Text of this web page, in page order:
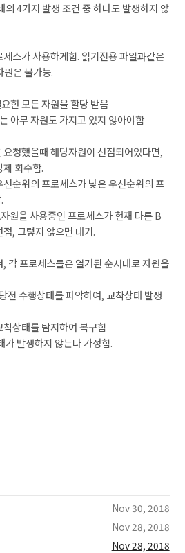
의 4가지 발생 조건 중 하나도 발생하지 않
스가 사용하게함. 읽기전용 파일과같은
은 불가능.
한 모든 자원을 할당 받음
아무 자원도 가지고 있지 않아야함
청했을때 해당자원이 선점되어있다면,
회수함.
순위의 프로세스가 낮은 우선순위의 프
원을 사용중인 프로세스가 현재 다른 B
, 그렇지 않으면 대기.
각 프로세스들은 열거된 순서대로 자원을
전 수행상태를 파악하여, 교착상태 발생
상태를 탐지하여 복구함
가 발생하지 않는다 가정함.
Nov 30, 2018
Nov 28, 2018
Nov 28, 2018